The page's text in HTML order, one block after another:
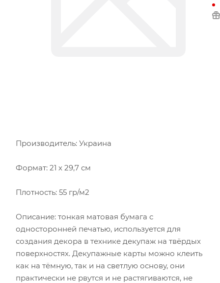
Производитель: Украина
Формат: 21 х 29,7 см
Плотность: 55 гр/м2
Описание: тонкая матовая бумага с
односторонней печатью, используется для
создания декора в технике декупаж на твёрдых
поверхностях. Декупажные карты можно клеить
как на тёмную, так и на светлую основу, они
практически не рвутся и не растягиваются, не